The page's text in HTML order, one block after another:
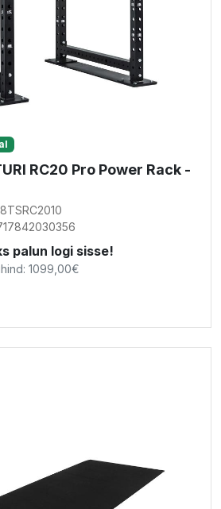
RC20 Pro Power Rack -
palun logi sisse!
1099,00€